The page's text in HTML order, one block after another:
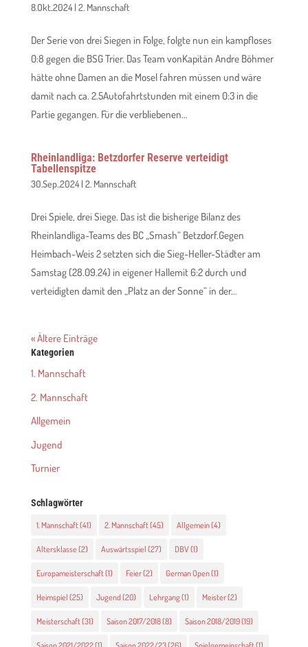
8.Okt..2024| 2. Mannschaft
Der Serie von drei Siegen in Folge, folgte nun ein kampfloses
0:8 gegen die BSG Trier. Das Team vonKapitän Andre Böhmer
hätte ohne Damen an die Mosel fahren müssen und wäre
damit nach ca. 2.5Autofahrtstunden mit einem 0:3 in die
Partie gegangen. Für die verbliebenen...
Rheinlandliga: Betzdorfer Reserve verteidigt
Tabellenspitze
30.Sep..2024| 2. Mannschaft
Drei Spiele, drei Siege. Das ist die bisherige Bilanz des
Rheinlandliga-Teams des BC „Smash“ Betzdorf.Gegen
Heimbach-Weis 2 setzten sich die Sieg-Heller-Städter am
Samstag (28.09.24) in eigener Hallemit 6:2 durch und
verteidigten damit den „Platz an der Sonne“ in der...
« Ältere Einträge
Kategorien
1. Mannschaft
2. Mannschaft
Allgemein
Jugend
Turnier
Schlagwörter
1. Mannschaft(41) 2. Mannschaft(45) Allgemein(4)
Altersklasse (2) Auswärtsspiel (27) DBV(1)
Europameisterschaft(1) Feier(2) German Open(1)
Heimspiel (25) Jugend(20) Lehrgang(1) Meister(2)
Meisterschaft(31) Saison 2017/2018(8) Saison 2018/2019(19)